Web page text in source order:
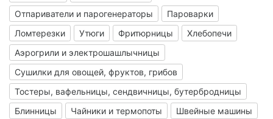
Отпариватели и парогенераторы
Пароварки
Ломтерезки
Утюги Фритюрницы
Хлебопечи
Аэрогрили и электрошашлычницы
Сушилки для овощей, фруктов, грибов
Тостеры, вафельницы, сендвичницы, бутербродницы
Блинницы
Чайники и термопоты
Швейные машины